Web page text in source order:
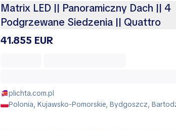
Matrix LED || Panoramiczny Dach || 4
Podgrzewane Siedzenia || Quattro
41.855 EUR
plichta.com.pl
Polonia, Kujawsko-Pomorskie, Bydgoszcz,